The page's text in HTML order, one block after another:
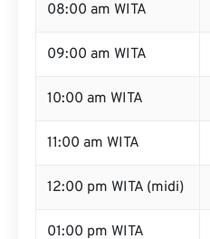
08:00 am WITA
09:00 am WITA
10:00 am WITA
11:00 am WITA
12:00 pm WITA (midi)
01:00 pm WITA